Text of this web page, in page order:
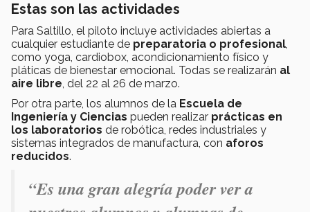
Estas son las actividades
Para Saltillo, el piloto incluye actividades abiertas a
cualquier estudiante de preparatoria o profesional,
como yoga, cardiobox, acondicionamiento físico y
pláticas de bienestar emocional. Todas se realizarán al
aire libre, del 22 al 26 de marzo.
Por otra parte, los alumnos de la Escuela de
Ingeniería y Ciencias pueden realizar prácticas en
los laboratorios de robótica, redes industriales y
sistemas integrados de manufactura, con aforos
reducidos.
“Es una gran alegría poder ver a